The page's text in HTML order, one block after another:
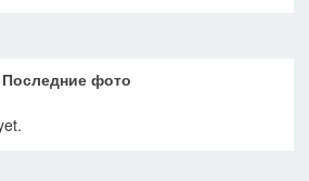
Последние фото